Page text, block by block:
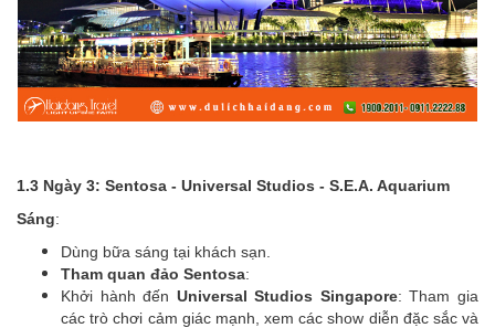
1.3 Ngày 3: Sentosa - Universal Studios - S.E.A. Aquarium
Sáng:
Dùng bữa sáng tại khách sạn.
Tham quan đảo Sentosa:
Khởi hành đến Universal Studios Singapore: Tham gia
các trò chơi cảm giác mạnh, xem các show diễn đặc sắc và